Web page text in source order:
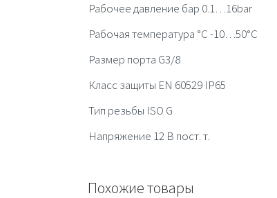
Рабочее давление бар 0.1…16bar
Рабочая температура °C -10…50°C
Размер порта G3/8
Класс защиты EN 60529 IP65
Тип резьбы ISO G
Напряжение 12 В пост. т.
Похожие товары